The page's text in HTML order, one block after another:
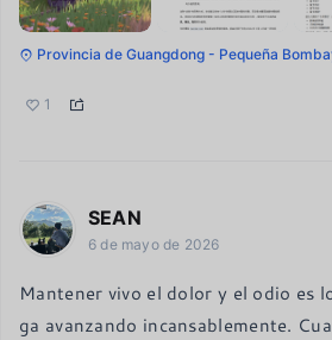
Provincia de Guangdong - Pequeña
1
SEAN
6 de mayo de 2026
Mantener vivo el dolor y el odio es
ga avanzando incansablemente.